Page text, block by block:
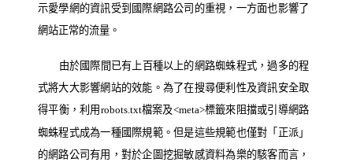
示愛學網的資訊受到國際網路公司的重視，一方面也影響了
網站正常的流量。
由於國際間已有上百種以上的網路蜘蛛程式，過多的程
式將大大影響網站的效能。為了在搜尋便利性及資訊安全取
得平衡，利用robots.txt檔案及<meta>標籤來阻擋或引導網路
蜘蛛程式成為一種國際規範。但是這些規範也僅對「正派」
的網路公司有用，對於企圖挖掘敏感資料為樂的駭客而言，